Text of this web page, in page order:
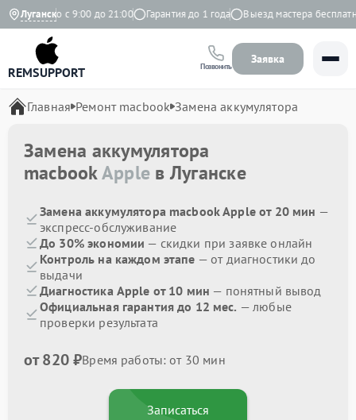
Луганскс 9:00 до 21:00 Гарантия до 1 года Выезд мастера бесплатно
REMSUPPORT Позвонить
Заявка
Главная Ремонт macbook Замена аккумулятора
Замена аккумулятора
macbookApple в Луганске
Замена аккумулятора macbook Apple от 20 мин —
экспресс-обслуживание
До 30% экономии — скидки при заявке онлайн
Контроль на каждом этапе — от диагностики до
выдачи
Диагностика Apple от 10 мин — понятный вывод
Официальная гарантия до 12 мес. — любые
проверки результата
от 820 ₽Время работы: от 30 мин
Записаться